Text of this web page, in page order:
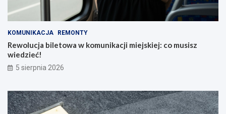
KOMUNIKACJA REMONTY
Rewolucja biletowa w komunikacji miejskiej: co musisz
wiedzieć!
5 sierpnia 2026